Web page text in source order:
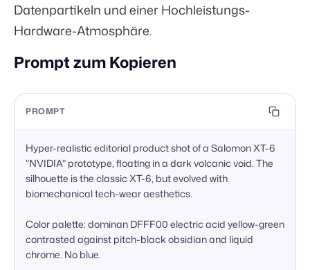
Datenpartikeln und einer Hochleistungs-
Hardware-Atmosphäre.
Prompt zum Kopieren
PROMPT
Hyper-realistic editorial product shot of a Salomon XT-6
"NVIDIA" prototype, floating in a dark volcanic void. The
silhouette is the classic XT-6, but evolved with
biomechanical tech-wear aesthetics.
Color palette: dominan DFFF00 electric acid yellow-green
contrasted against pitch-black obsidian and liquid
chrome. No blue.